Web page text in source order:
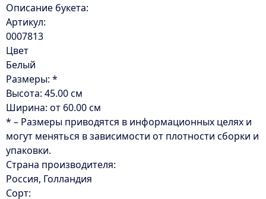
Описание букета:
Артикул:
0007813
Цвет
Белый
Размеры: *
Высота: 45.00 см
Ширина: от 60.00 см
* – Размеры приводятся в информационных целях и
могут меняться в зависимости от плотности сборки и
упаковки.
Страна производителя:
Россия, Голландия
Сорт: